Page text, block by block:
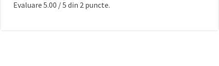
Evaluare 5.00 /5 din 2 puncte.